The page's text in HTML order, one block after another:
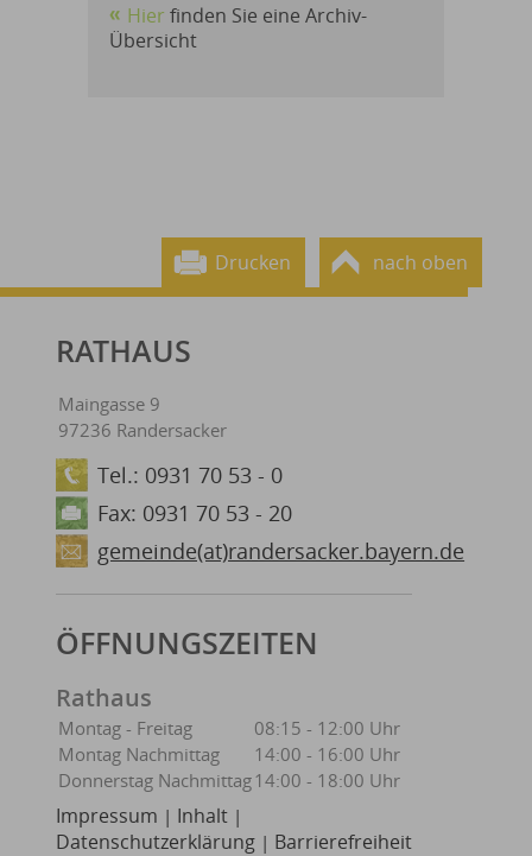
Hier finden Sie eine Archiv-
Übersicht
Drucken nach oben
RATHAUS
Maingasse 9
97236 Randersacker
Tel.: 0931 70 53 - 0
Fax: 0931 70 53 - 20
gemeinde(at)randersacker.bayern.de
ÖFFNUNGSZEITEN
Rathaus
Montag - Freitag
08:15 - 12:00 Uhr
Montag Nachmittag
14:00 - 16:00 Uhr
Donnerstag Nachmittag14:00 - 18:00 Uhr
Impressum | Inhalt |
Datenschutzerklärung | Barrierefreiheit